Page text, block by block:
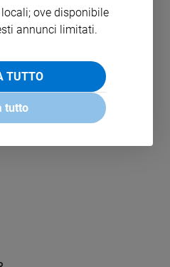
INFORMATIVA
WHISTLEBLOWING
ove disponibile
annunci limitati.
TUTTO
tutto